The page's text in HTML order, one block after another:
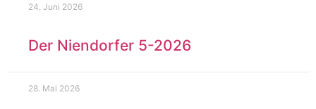
24. Juni 2026
Der Niendorfer 5-2026
28. Mai 2026